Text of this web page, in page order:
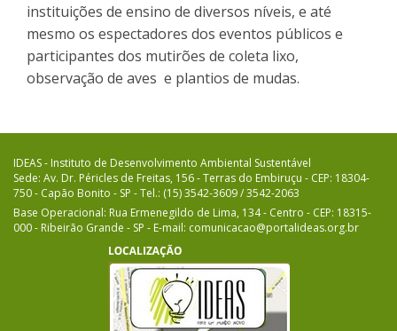
instituições de ensino de diversos níveis, e até
mesmo os espectadores dos eventos públicos e
participantes dos mutirões de coleta lixo,
observação de aves e plantios de mudas.
IDEAS - Instituto de Desenvolvimento Ambiental Sustentável
Sede: Av. Dr. Péricles de Freitas, 156 - Terras do Embiruçu - CEP: 18304-
750 - Capão Bonito - SP - Tel.: (15) 3542-3609 / 3542-2063
Base Operacional: Rua Ermenegildo de Lima, 134 - Centro - CEP: 18315-
000 - Ribeirão Grande - SP - E-mail: comunicacao@portalideas.org.br